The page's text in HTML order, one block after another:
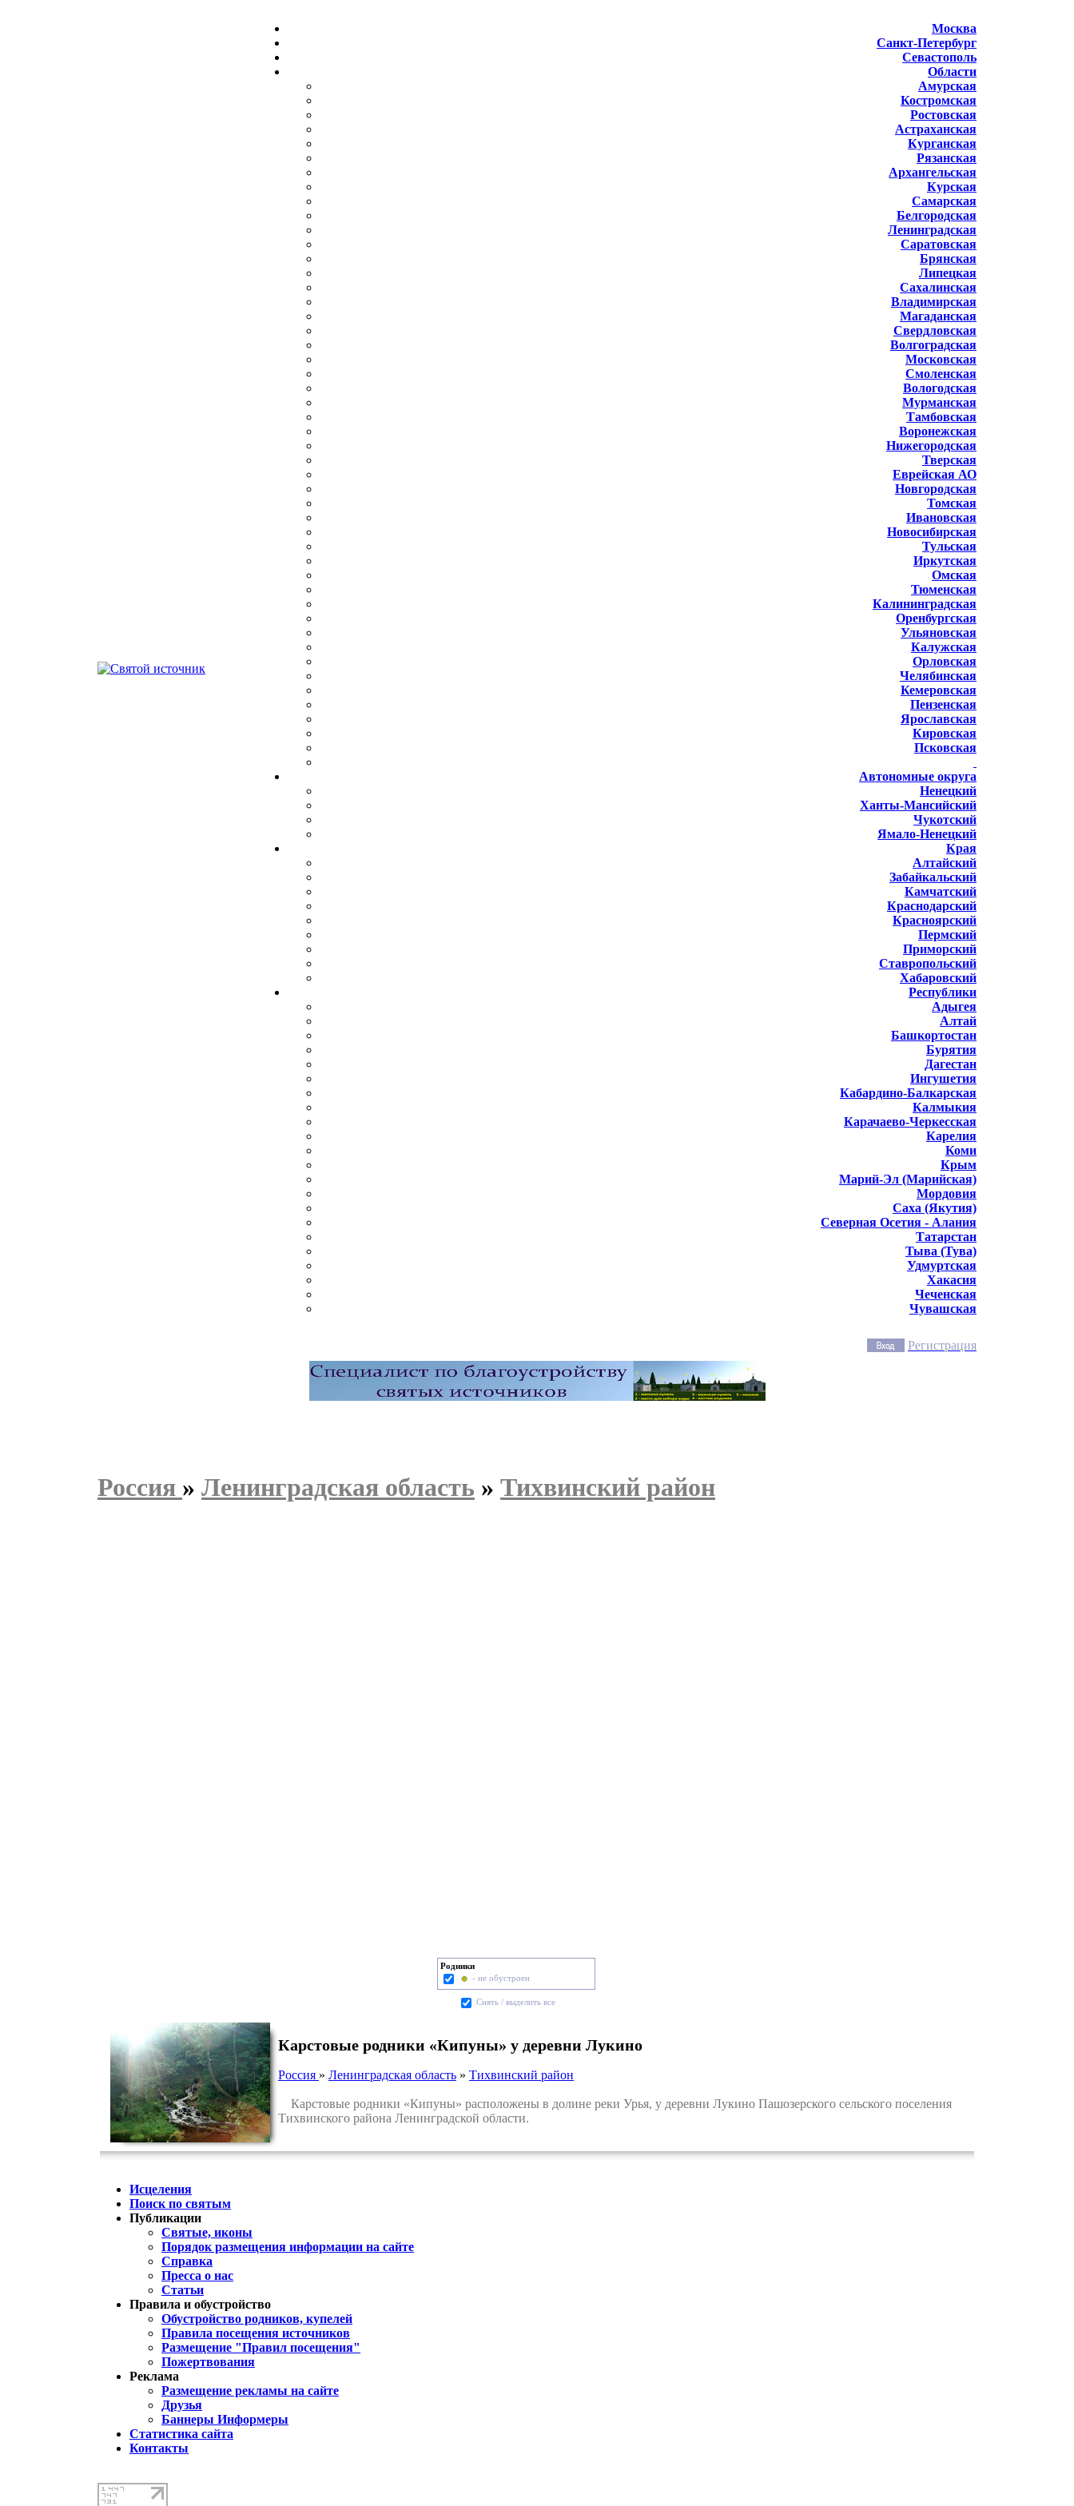
Москва
Санкт-Петербург
Севастополь
Области
Амурская
Костромская
Ростовская
Астраханская
Курганская
Рязанская
Архангельская
Курская
Самарская
Белгородская
Ленинградская
Саратовская
Брянская
Липецкая
Сахалинская
Владимирская
Магаданская
Свердловская
Волгоградская
Московская
Смоленская
Вологодская
Мурманская
Тамбовская
Воронежская
Нижегородская
Тверская
Еврейская АО
Новгородская
Томская
Ивановская
Новосибирская
Тульская
Иркутская
Омская
Тюменская
Калининградская
Оренбургская
Ульяновская
Калужская
Орловская
Челябинская
Кемеровская
Пензенская
Ярославская
Кировская
Псковская
Автономные округа
Ненецкий
Ханты-Мансийский
Чукотский
Ямало-Ненецкий
Края
Алтайский
Забайкальский
Камчатский
Краснодарский
Красноярский
Пермский
Приморский
Ставропольский
Хабаровский
Республики
Адыгея
Алтай
Башкортостан
Бурятия
Дагестан
Ингушетия
Кабардино-Балкарская
Калмыкия
Карачаево-Черкесская
Карелия
Коми
Крым
Марий-Эл (Марийская)
Мордовия
Саха (Якутия)
Северная Осетия - Алания
Татарстан
Тыва (Тува)
Удмуртская
Хакасия
Чеченская
Чувашская
Регистрация
Россия » Ленинградская область » Тихвинский район
Родники
- не обустроен
Cнять / выделить все
Карстовые родники «Кипуны» у деревни Лукино
Россия » Ленинградская область » Тихвинский район
Карстовые родники «Кипуны» расположены в долине реки Урья, у деревни Лукино Пашозерского сельского поселения
Тихвинского района Ленинградской области.
Исцеления
Поиск по святым
Публикации
Святые, иконы
Порядок размещения информации на сайте
Справка
Пресса о нас
Статьи
Правила и обустройство
Обустройство родников, купелей
Правила посещения источников
Размещение "Правил посещения"
Пожертвования
Реклама
Размещение рекламы на сайте
Друзья
Баннеры Информеры
Статистика сайта
Контакты